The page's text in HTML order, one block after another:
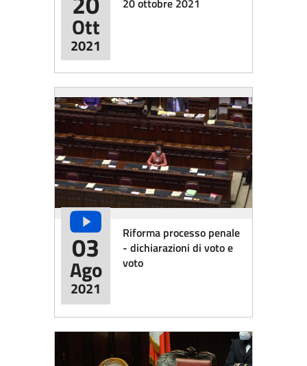
20 ottobre 2021
Ott
2021
Riforma processo penale
- dichiarazioni di voto e
voto
03
Ago
2021